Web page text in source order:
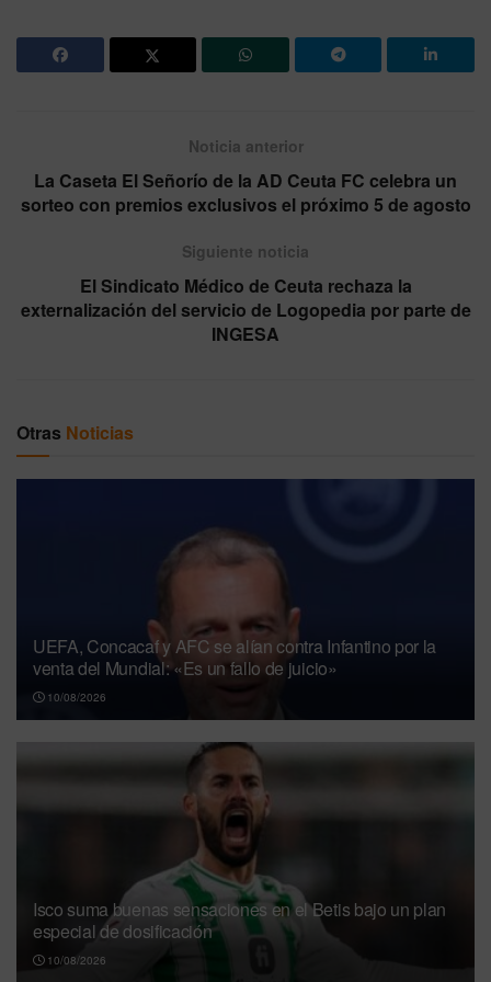
Noticia anterior
La Caseta El Señorío de la AD Ceuta FC celebra un
sorteo con premios exclusivos el próximo 5 de agosto
Siguiente noticia
El Sindicato Médico de Ceuta rechaza la
externalización del servicio de Logopedia por parte de
INGESA
Otras Noticias
UEFA, Concacaf y AFC se alían contra Infantino por la
venta del Mundial: «Es un fallo de juicio»
10/08/2026
Isco suma buenas sensaciones en el Betis bajo un plan
especial de dosificación
10/08/2026